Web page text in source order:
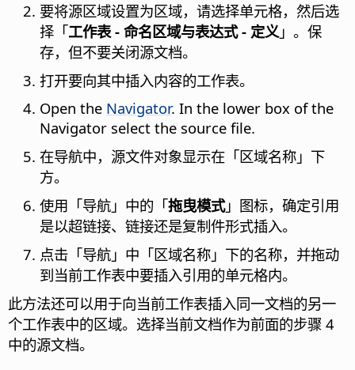
要将源区域设置为区域，请选择单元格，然后选
择「工作表 - 命名区域与表达式 - 定义」。保
存，但不要关闭源文档。
打开要向其中插入内容的工作表。
Open the Navigator. In the lower box of the
Navigator select the source file.
在导航中，源文件对象显示在「区域名称」下
方。
使用「导航」中的「拖曳模式」图标，确定引用
是以超链接、链接还是复制件形式插入。
点击「导航」中「区域名称」下的名称，并拖动
到当前工作表中要插入引用的单元格内。
此方法还可以用于向当前工作表插入同一文档的另一
个工作表中的区域。选择当前文档作为前面的步骤 4
中的源文档。